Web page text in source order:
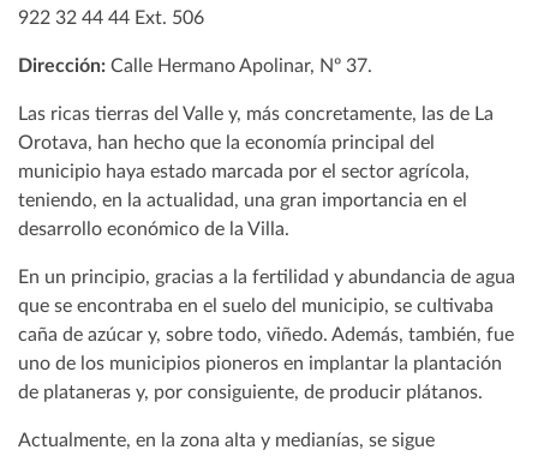
922 32 44 44 Ext. 506
Dirección: Calle Hermano Apolinar, Nº 37.
Las ricas tierras del Valle y, más concretamente, las de La
Orotava, han hecho que la economía principal del
municipio haya estado marcada por el sector agrícola,
teniendo, en la actualidad, una gran importancia en el
desarrollo económico de la Villa.
En un principio, gracias a la fertilidad y abundancia de agua
que se encontraba en el suelo del municipio, se cultivaba
caña de azúcar y, sobre todo, viñedo. Además, también, fue
uno de los municipios pioneros en implantar la plantación
de plataneras y, por consiguiente, de producir plátanos.
Actualmente, en la zona alta y medianías, se sigue